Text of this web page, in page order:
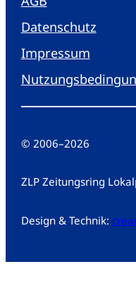
Datenschutz
Impressum
© 2006–2026
ZLP Zeitungsring
Design & Technik: